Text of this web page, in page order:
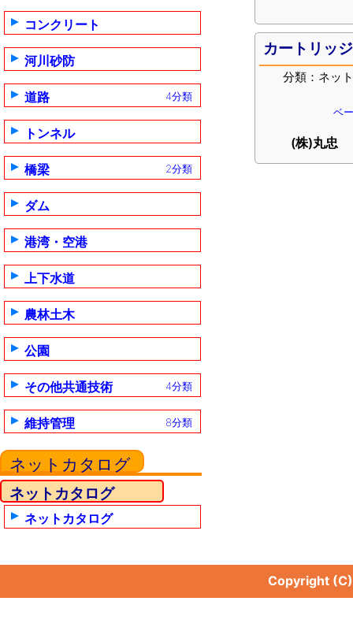
コンクリート
河川砂防
道路 4分類
トンネル
橋梁 2分類
ダム
港湾・空港
上下水道
農林土木
公園
その他共通技術 4分類
維持管理 8分類
ネットカタログ
ネットカタログ
ネットカタログ
カートリッ
分類：ネッ
ベ
(株)丸忠
Copyright